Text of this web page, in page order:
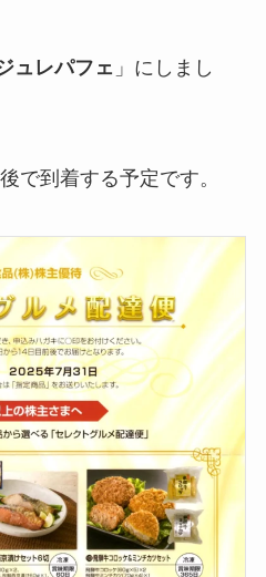
ュレパフェ 」にしまし
で到着する予定です。